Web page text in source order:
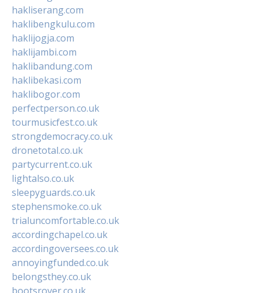
hakliserang.com
haklibengkulu.com
haklijogja.com
haklijambi.com
haklibandung.com
haklibekasi.com
haklibogor.com
perfectperson.co.uk
tourmusicfest.co.uk
strongdemocracy.co.uk
dronetotal.co.uk
partycurrent.co.uk
lightalso.co.uk
sleepyguards.co.uk
stephensmoke.co.uk
trialuncomfortable.co.uk
accordingchapel.co.uk
accordingoversees.co.uk
annoyingfunded.co.uk
belongsthey.co.uk
bootsrover.co.uk